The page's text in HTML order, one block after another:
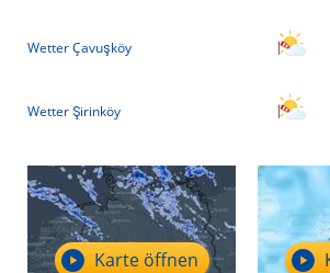
Wetter Çavuşköy
Wetter Şirinköy
Karte öffnen